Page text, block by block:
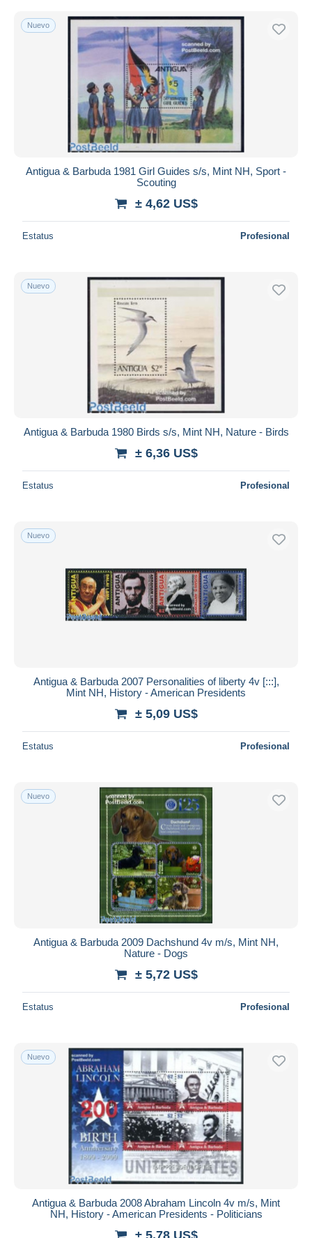
Nuevo
Antigua & Barbuda 1981 Girl Guides s/s, Mint NH, Sport -
Scouting
± 4,62 US$
Estatus Profesional
Nuevo
Antigua & Barbuda 1980 Birds s/s, Mint NH, Nature - Birds
± 6,36 US$
Estatus Profesional
Nuevo
Antigua & Barbuda 2007 Personalities of liberty 4v [:::],
Mint NH, History - American Presidents
± 5,09 US$
Estatus Profesional
Nuevo
Antigua & Barbuda 2009 Dachshund 4v m/s, Mint NH,
Nature - Dogs
± 5,72 US$
Estatus Profesional
Nuevo
Antigua & Barbuda 2008 Abraham Lincoln 4v m/s, Mint
NH, History - American Presidents - Politicians
± 5,78 US$